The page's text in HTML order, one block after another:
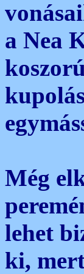
a Nea
Még
lehet
ki,